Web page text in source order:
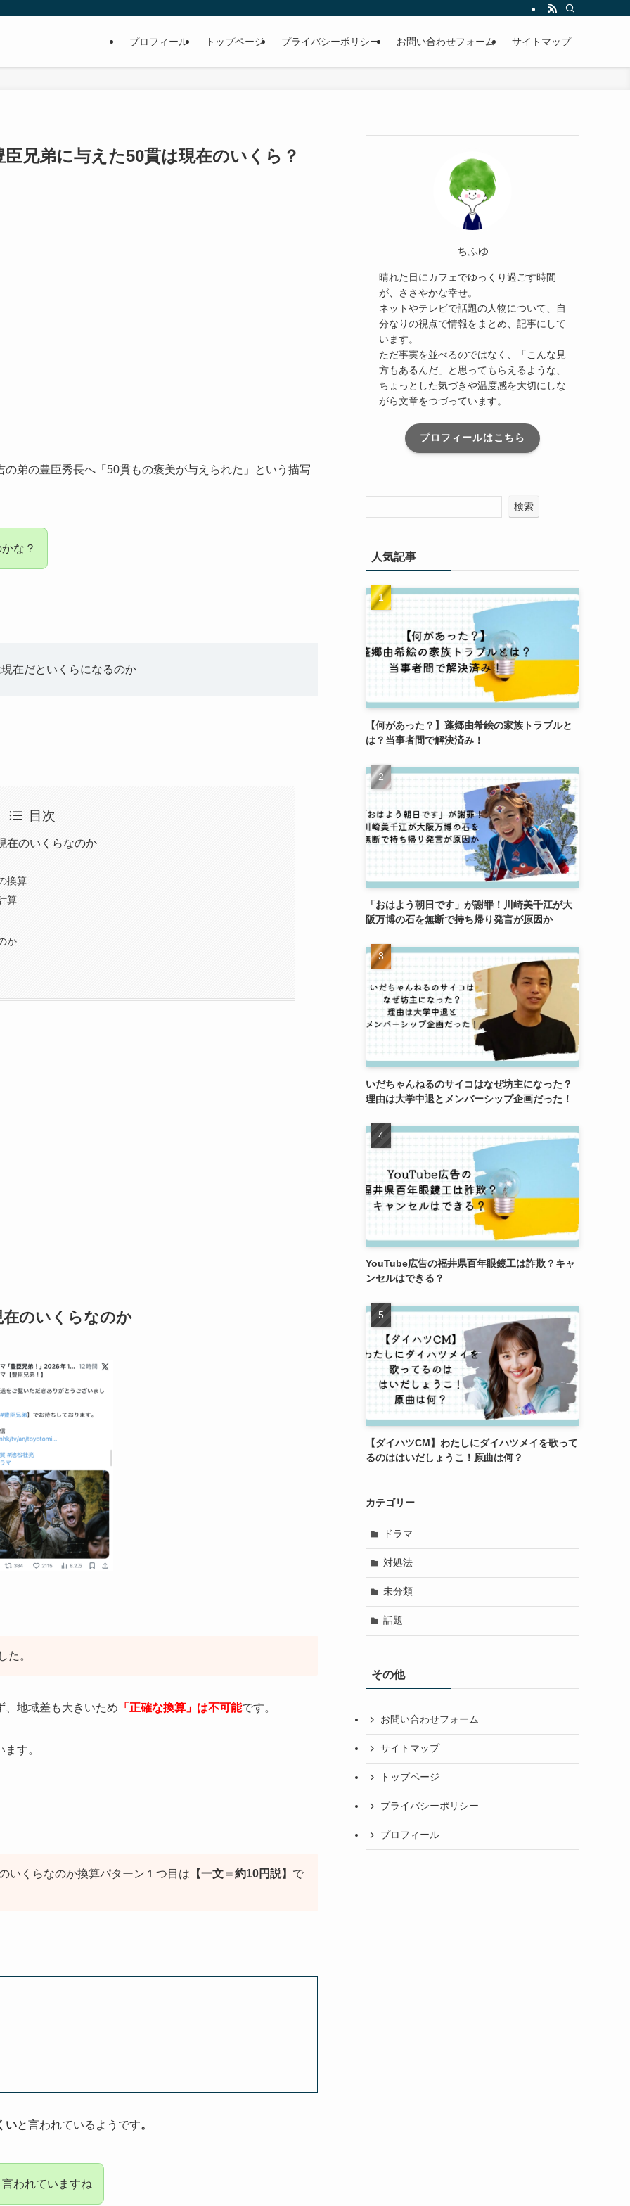
プロフィール トップページ プライバシーポリシー お問い合わせフォーム サイトマップ
兄弟に与えた50貫は現在のいくら？
弟の豊臣秀長へ「50貫もの褒美が与えられた」という描写
な？
在だといくらになるのか
目次
在のいくらなのか
換算
算
か
のいくらなのか
た。
、地域差も大きいため 「正確な換算」は不可能です。
す。
いくらなのか換算パターン１つ目は 【一文＝約10円説】 で
いと言われているようです。
われていますね
ちふゆ
晴れた日にカフェでゆっくり過ごす時間
が、ささやかな幸せ。
ネットやテレビで話題の人物について、自
分なりの視点で情報をまとめ、記事にして
います。
ただ事実を並べるのではなく、「こんな見
方もあるんだ」と思ってもらえるような、
ちょっとした気づきや温度感を大切にしな
がら文章をつづっています。
プロフィールはこちら
検索
人気記事
【何があった？】蓬郷由希絵の家族トラブルと
は？当事者間で解決済み！
「おはよう朝日です」が謝罪！川崎美千江が大
阪万博の石を無断で持ち帰り発言が原因か
いだちゃんねるのサイコはなぜ坊主になった？
理由は大学中退とメンバーシップ企画だった！
YouTube広告の福井県百年眼鏡工は詐欺？キャ
ンセルはできる？
【ダイハツCM】わたしにダイハツメイを歌って
るのははいだしょうこ！原曲は何？
カテゴリー
ドラマ
対処法
未分類
話題
その他
お問い合わせフォーム
サイトマップ
トップページ
プライバシーポリシー
プロフィール